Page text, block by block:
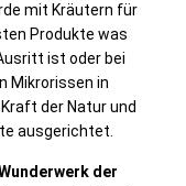
mit Kräutern für
Produkte was
ist oder bei
Mikrorissen in
der Natur und
ausgerichtet.
der